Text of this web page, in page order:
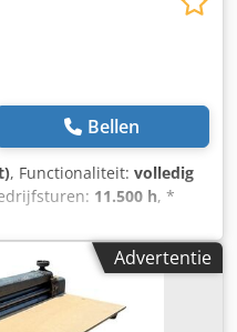
Bellen
, Functionaliteit: volledig
11.500 h, *
15.700 kg *
* hydraulische
* airconditioning
Advertentie